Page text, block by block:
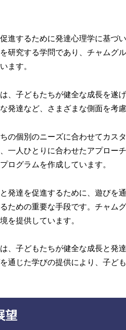
進するために発達心理学に基づ
研究する学問であり、チャムグ
ます。
、子どもたちが健全な成長を遂
発達など、さまざまな側面を考
の個別のニーズに合わせてカス
一人ひとりに合わせたアプロー
ログラムを作成しています。
発達を促進するために、遊びを
ための重要な手段です。チャム
を提供しています。
、子どもたちが健全な成長と発
通じた学びの提供により、子ど
望